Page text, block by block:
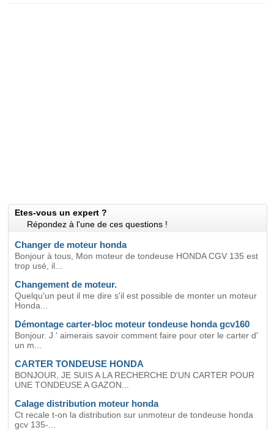
Etes-vous un expert ?
Répondez à l'une de ces questions !
Changer de moteur honda
Bonjour à tous, Mon moteur de tondeuse HONDA CGV 135 est
trop usé, il...
Changement de moteur.
Quelqu'un peut il me dire s'il est possible de monter un moteur
Honda...
Démontage carter-bloc moteur tondeuse honda gcv160
Bonjour. J ' aimerais savoir comment faire pour oter le carter d'
un m...
CARTER TONDEUSE HONDA
BONJOUR, JE SUIS A LA RECHERCHE D'UN CARTER POUR
UNE TONDEUSE A GAZON...
Calage distribution moteur honda
Ct recale t-on la distribution sur unmoteur de tondeuse honda
gcv 135-...